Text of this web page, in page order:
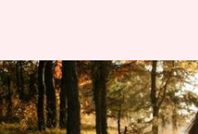
वॉकिंग मेडिटेशन
अपनाने से मिलने